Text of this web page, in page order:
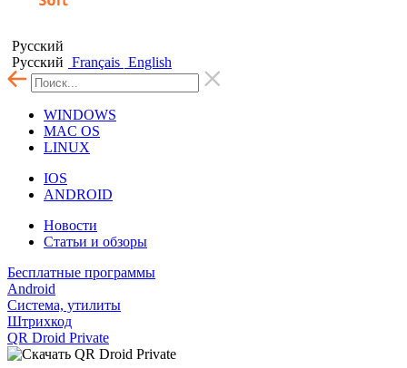
Русский
Русский Français English
WINDOWS
MAC OS
LINUX
IOS
ANDROID
Новости
Статьи и обзоры
Бесплатные программы
Android
Система, утилиты
Штрихкод
QR Droid Private